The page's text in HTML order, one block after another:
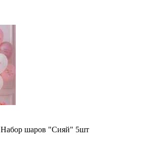
Набор шаров "Сияй" 5шт